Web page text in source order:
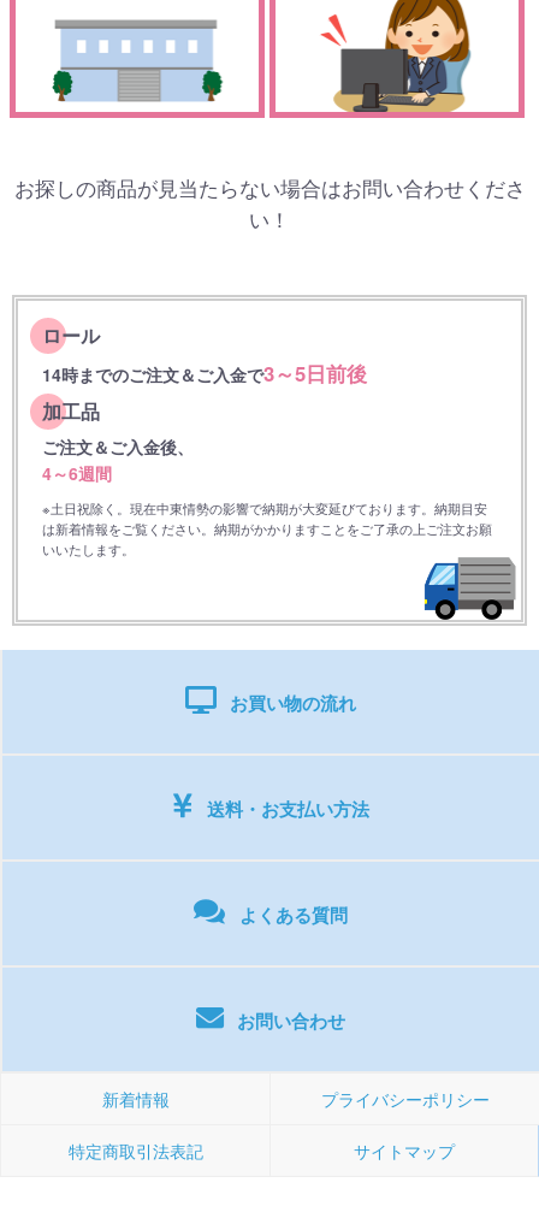
お探しの商品が見当たらない場合はお問い合わせくださ
い！
ロール
14時までのご注文＆ご入金で3～5日前後
加工品
ご注文＆ご入金後、
4～6週間
※土日祝除く。現在中東情勢の影響で納期が大変延びております。納期目安
は新着情報をご覧ください。納期がかかりますことをご了承の上ご注文お願
いいたします。
お買い物の流れ
送料・お支払い方法
よくある質問
お問い合わせ
新着情報 プライバシーポリシー
特定商取引法表記 サイトマップ